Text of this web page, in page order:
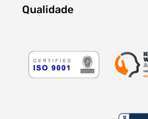
Qualidade